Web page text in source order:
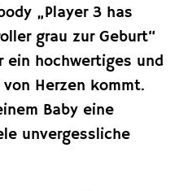
„Player 3 has
grau zur Geburt“
ein hochwertiges und
Herzen kommt.
Baby eine
unvergessliche